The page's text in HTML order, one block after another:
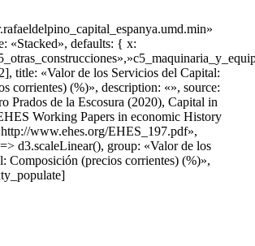
«Stacked», defaults: { x:
title: «Valor de los Servicios del Capital:
corrientes) (%)», description: «», source:
Prados de la Escosura (2020), Capital in
Working Papers in economic History
www.ehes.org/EHES_197.pdf»,
d3.scaleLinear(), group: «Valor de los
Composición (precios corrientes) (%)»,